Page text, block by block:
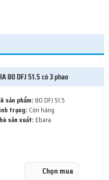
80 DFJ 51.5 có 3 phao
sản phẩm: 80 DFJ 51.5
trạng: Còn hàng
sản xuất: Ebara
Chọn mua